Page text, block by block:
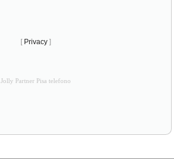
[ Privacy ]
Jolly Partner Pisa telefono